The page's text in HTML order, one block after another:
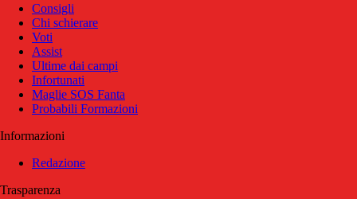
Consigli
Chi schierare
Voti
Assist
Ultime dai campi
Infortunati
Maglie SOS Fanta
Probabili Formazioni
Informazioni
Redazione
Trasparenza